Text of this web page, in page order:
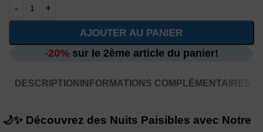
AJOUTER AU PANIER
-20% sur le 2ème article du panier!
DESCRIPTION INFORMATIONS COMPLÉMENTAIRES
🌙✨ Découvrez des Nuits Paisibles avec Notre